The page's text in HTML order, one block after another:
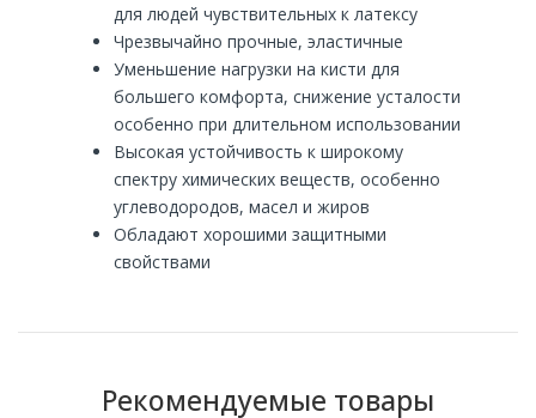
для людей чувствительных к латексу
Чрезвычайно прочные, эластичные
Уменьшение нагрузки на кисти для
большего комфорта, снижение усталости
особенно при длительном использовании
Высокая устойчивость к широкому
спектру химических веществ, особенно
углеводородов, масел и жиров
Обладают хорошими защитными
свойствами
Рекомендуемые товары